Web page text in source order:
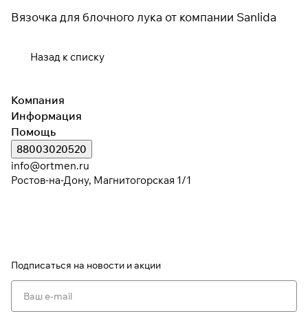
Вязочка для блочного лука от компании Sanlida
Назад к списку
об оплате Плайтом
недели
Компания
Информация
Помощь
88003020520
info@ortmen.ru
Ростов-на-Дону, Магнитогорская 1/1
Подписаться на новости и акции